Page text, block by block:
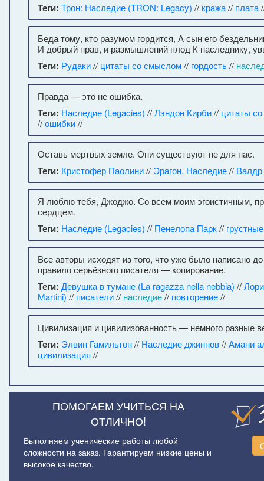
Теги: Трон: Наследие (TRON: Legacy) // кража// плата
Беда тому, кто разумом гордится, А сын его
И добрый нрав, и размышлений плод К наследнику,
Теги: Рудаки// цитаты со смыслом// гордость//
Правда — это не ошибка.
Теги: Наследие (Legacies) //Лэндон Кирби// цитаты
//ошибки//
Оставь мертвых земле. Они существуют не для нас.
Теги: Кристофер Паолини// Эрагон. Наследие// Валдр
Я люблю тебя, Джоджо. Со всем моим эгоистичным,
сердцем.
Теги: Наследие (Legacies) // Пенелопа Парк//
Все авторы исходят из того, что уже было написано
правило серьёзного писателя — копирование.
Теги: Девушка в тумане (La ragazza nella nebbia) //
Martini) // писатели// наследие// повторение//
Цивилизация и цивилизованность — немного разные
Теги: Элвин Гамильтон// Наследие джиннов//Амани
цивилизация //
ПОМОГАЕМ УЧИТЬСЯ НА
ОТЛИЧНО!
Выполняем ученические работы любой
сложности на заказ. Гарантируем низкие цены и
высокое качество.